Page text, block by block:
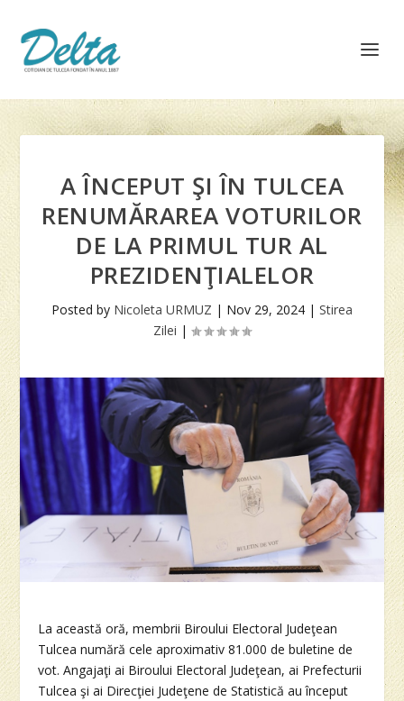
A ÎNCEPUT ŞI ÎN TULCEA
RENUMĂRAREA VOTURILOR
DE LA PRIMUL TUR AL
PREZIDENŢIALELOR
Posted by Nicoleta URMUZ | Nov 29, 2024 | Stirea
Zilei |
La această oră, membrii Biroului Electoral Judeţean
Tulcea numără cele aproximativ 81.000 de buletine de
vot. Angajaţi ai Biroului Electoral Judeţean, ai Prefecturii
Tulcea şi ai Direcţiei Judeţene de Statistică au început